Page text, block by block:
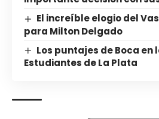
El increíble elogio del
para Milton Delgado
Los puntajes de Boca
Estudiantes de La Plata